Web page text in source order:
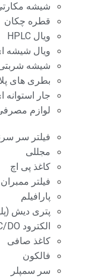
شیشه مکارتی
قطره چکان
ویال HPLC
ویال شیشه ای
شیشه شربتی
بطری های
جار استوانه ای
لوازم مصرفی
فیلتر سر
مجللی
کاغذ پی اچ
فیلتر ممبران
پارافیلم
پتری دیش
الکترود pH/EC/DO
کاغذ صافی
فالکون
سر سمپلر